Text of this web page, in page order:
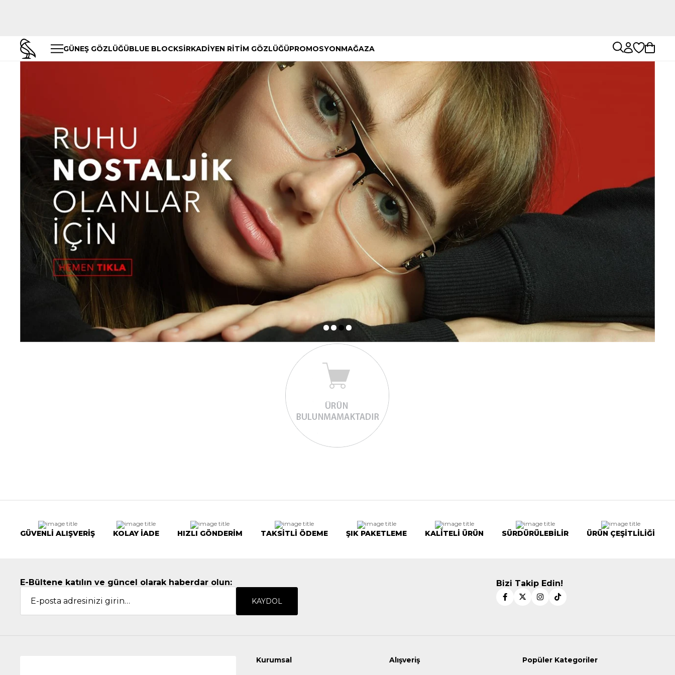
GÜNEŞ GÖZLÜĞÜBLUE BLOCKSİRKADİYEN RİTİM GÖZLÜĞÜPROMOSYONMAĞAZA
GÜVENLİ ALIŞVERİŞ KOLAY İADE HIZLI GÖNDERİM TAKSİTLİ ÖDEME ŞIK PAKETLEME KALİTELİ ÜRÜN SÜRDÜRÜLEBİLİR ÜRÜN ÇEŞİTLİLİĞİ
E-Bültene katılın ve güncel olarak haberdar olun:
KAYDOL
Bizi Takip Edin!
Kurumsal Alışveriş Popüler Kategoriler